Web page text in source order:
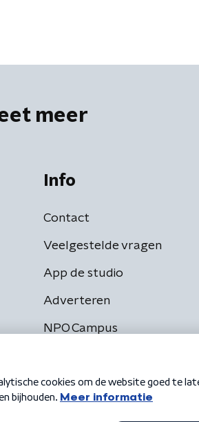
meer
Info
Contact
Veelgestelde vragen
App de studio
Adverteren
NPO Campus